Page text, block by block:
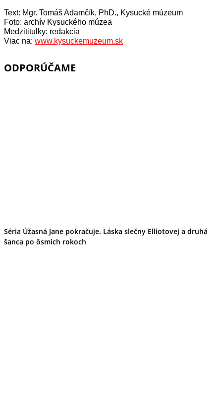
Text: Mgr. Tomáš Adamčík, PhD., Kysucké múzeum
Foto: archív Kysuckého múzea
Medzititulky: redakcia
Viac na: www.kysuckemuzeum.sk
ODPORÚČAME
Séria Úžasná Jane pokračuje. Láska slečny Elliotovej a druhá
šanca po ôsmich rokoch